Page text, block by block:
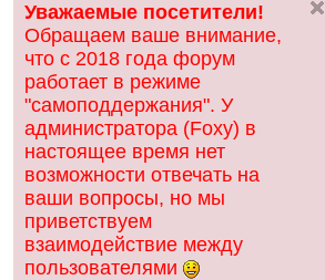
ск
Уважаемые посетители!
Обращаем ваше внимание,
что с 2018 года форум
работает в режиме
"самоподдержания". У
администратора (Foxy) в
настоящее время нет
возможности отвечать на
ваши вопросы, но мы
приветствуем
взаимодействие между
пользователями